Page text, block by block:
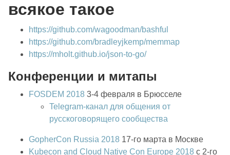
всякое такое
https://github.com/wagoodman/bashful
https://github.com/bradleyjkemp/memmap
https://mholt.github.io/json-to-go/
Конференции и митапы
FOSDEM 2018 3-4 февраля в Брюсселе
Telegram-канал для общения от
русскоговорящего сообщества
GopherCon Russia 2018 17-го марта в Москве
Kubecon and Cloud Native Con Europe 2018 с 2-го